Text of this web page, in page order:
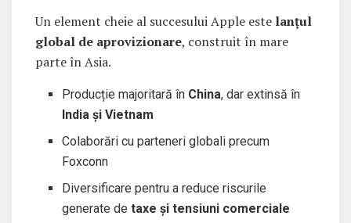
Un element cheie al succesului Apple este lanțul
global de aprovizionare, construit în mare
parte în Asia.
Producție majoritară în China, dar extinsă în
India și Vietnam
Colaborări cu parteneri globali precum
Foxconn
Diversificare pentru a reduce riscurile
generate detaxe și tensiuni comerciale